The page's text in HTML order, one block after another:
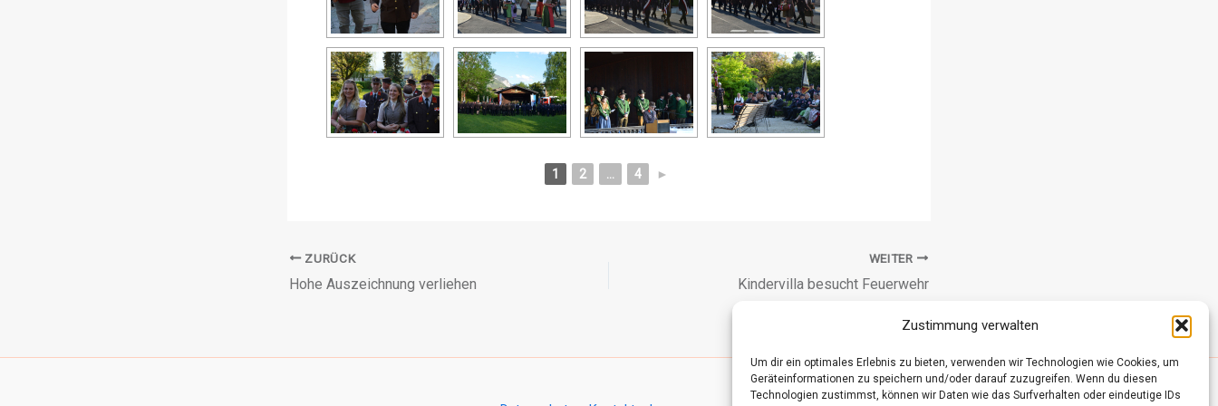
Zustimmung verwalten
Um dir ein optimales Erlebnis zu bieten, verwenden wir Technologien wie Cookies, um
Geräteinformationen zu speichern und/oder darauf zuzugreifen. Wenn du diesen
Technologien zustimmst, können wir Daten wie das Surfverhalten oder eindeutige IDs
1 2 ... 4 ►
ZURÜCK
Hohe Auszeichnung verliehen
WEITER
Kindervilla besucht Feuerwehr